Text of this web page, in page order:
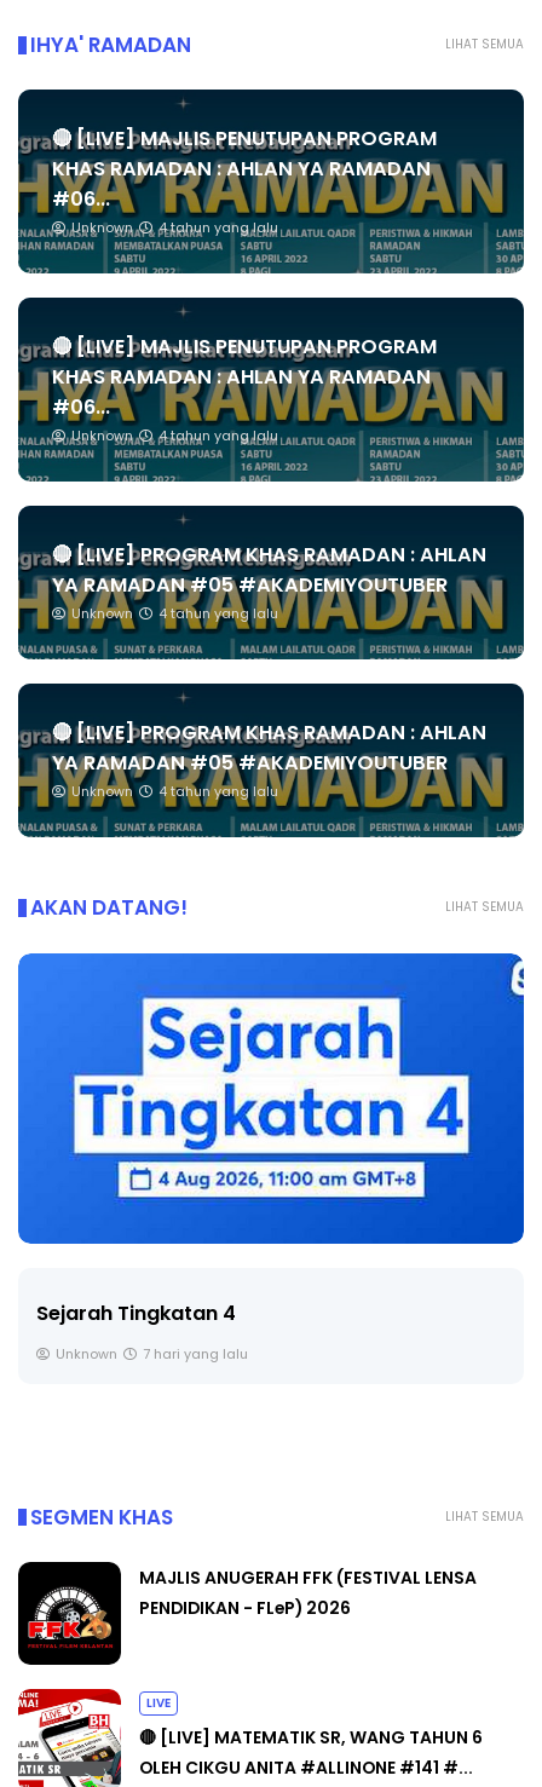
LIHAT SEMUA
IHYA' RAMADAN
🔴 [LIVE] MAJLIS PENUTUPAN PROGRAM
KHAS RAMADAN : AHLAN YA RAMADAN
#06...
Unknown 4 tahun yang lalu
🔴 [LIVE] MAJLIS PENUTUPAN PROGRAM
KHAS RAMADAN : AHLAN YA RAMADAN
#06...
Unknown 4 tahun yang lalu
🔴 [LIVE] PROGRAM KHAS RAMADAN : AHLAN
YA RAMADAN #05 #AKADEMIYOUTUBER
Unknown 4 tahun yang lalu
🔴 [LIVE] PROGRAM KHAS RAMADAN : AHLAN
YA RAMADAN #05 #AKADEMIYOUTUBER
Unknown 4 tahun yang lalu
LIHAT SEMUA
AKAN DATANG!
🔴 [LIVE] PRINSIP PERAKAUNAN,
LIHAT SEMUA
SEGMEN KHAS
MAJLIS ANUGERAH FFK (FESTIVAL LENSA
PENDIDIKAN - FLeP) 2026
LIVE
🔴 [LIVE] MATEMATIK SR, WANG TAHUN 6
OLEH CIKGU ANITA #ALLINONE #141 #...